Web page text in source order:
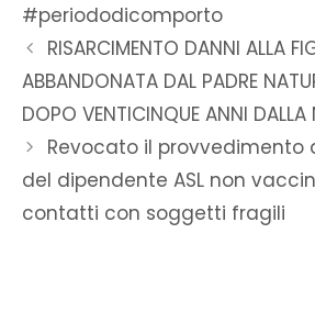
#periododicomporto
RISARCIMENTO DANNI ALLA
ABBANDONATA DAL PADRE
DOPO VENTICINQUE ANNI DALLA
Revocato il provvedimento
del dipendente ASL non
contatti con soggetti fragili